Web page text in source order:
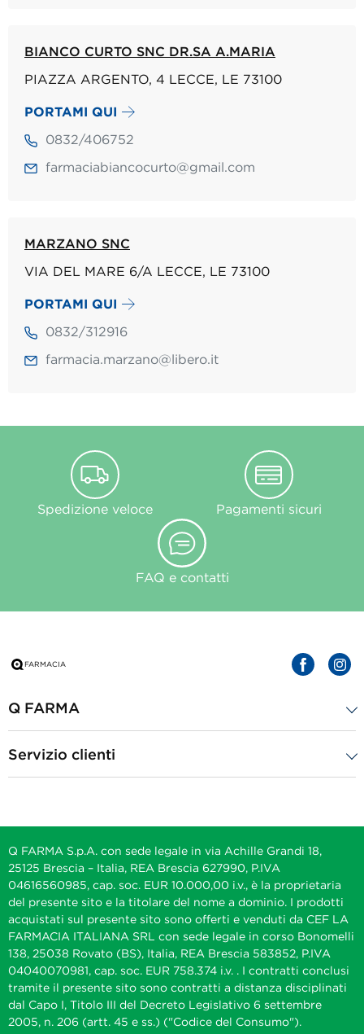
BIANCO CURTO SNC DR.SA A.MARIA
PIAZZA ARGENTO, 4 LECCE, LE 73100
PORTAMI QUI
0832/406752
farmaciabiancocurto@gmail.com
MARZANO SNC
VIA DEL MARE 6/A LECCE, LE 73100
PORTAMI QUI
0832/312916
farmacia.marzano@libero.it
Spedizione veloce Pagamenti sicuri
FAQ e contatti
Q FARMA
Servizio clienti
Q FARMA S.p.A. con sede legale in via Achille Grandi 18,
25125 Brescia – Italia, REA Brescia 627990, P.IVA
04616560985, cap. soc. EUR 10.000,00 i.v., è la proprietaria
del presente sito e la titolare del nome a dominio. I prodotti
acquistati sul presente sito sono offerti e venduti da CEF LA
FARMACIA ITALIANA SRL con sede legale in corso Bonomelli
138, 25038 Rovato (BS), Italia, REA Brescia 583852, P.IVA
04040070981, cap. soc. EUR 758.374 i.v. . I contratti conclusi
tramite il presente sito sono contratti a distanza disciplinati
dal Capo I, Titolo III del Decreto Legislativo 6 settembre
2005, n. 206 (artt. 45 e ss.) ("Codice del Consumo").